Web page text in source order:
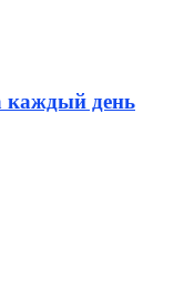
каждый день